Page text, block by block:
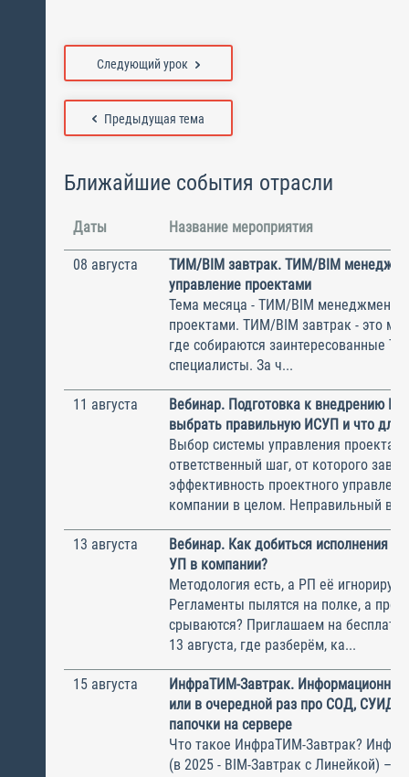
Предыдущая тема
Следующий урок
Ближайшие события отрасли
Даты Название мероприятия
08 августа
ТИМ/BIM завтрак. ТИМ/BIM
управление проектами
Тема месяца - ТИМ/BIM менеджмент и
проектами. ТИМ/BIM завтрак - это
где собираются заинтересованные
специалисты. За ч...
11 августа
Вебинар. Подготовка к внедрению
выбрать правильную ИСУП и что для
Выбор системы управления
ответственный шаг, от которого
эффективность проектного
компании в целом. Неправильный
13 августа
Вебинар. Как добиться исполнения
УП в компании?
Методология есть, а РП её
Регламенты пылятся на полке, а
срываются? Приглашаем на
13 августа, где разберём, ка...
15 августа
ИнфраТИМ-Завтрак.
или в очередной раз про СОД, СУИД и
папочки на сервере
Что такое ИнфраТИМ-Завтрак?
(в 2025 - BIM-Завтрак с Линейкой) –